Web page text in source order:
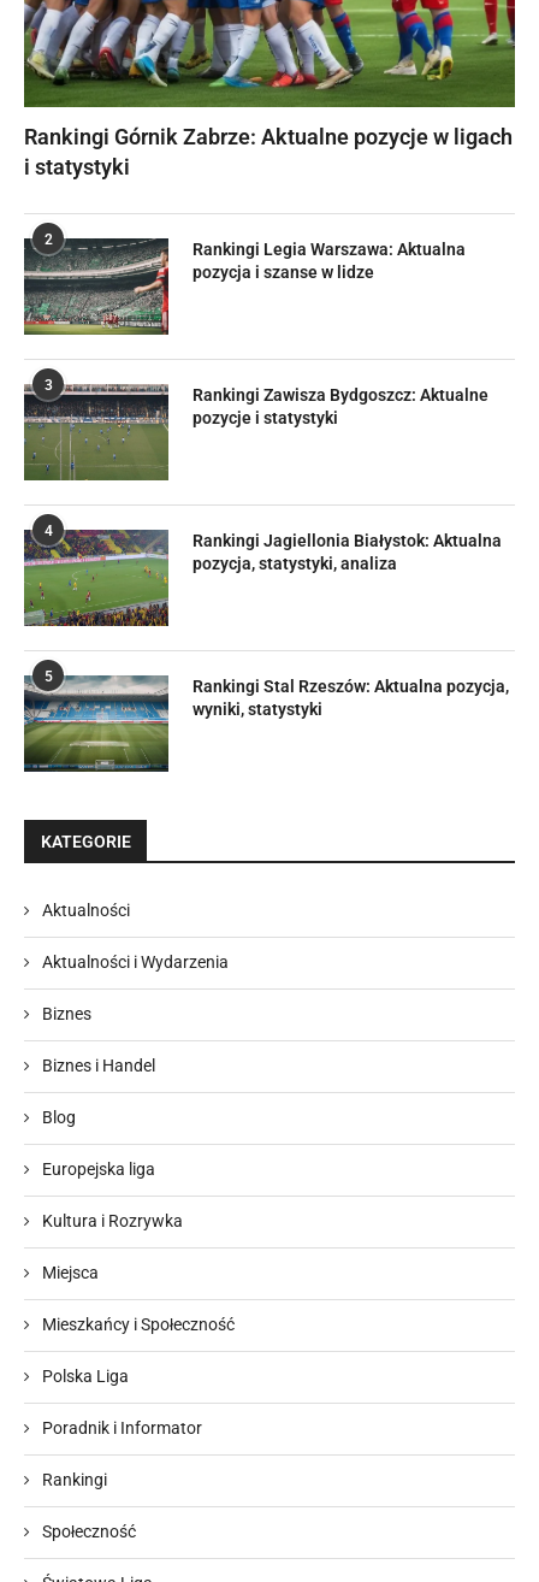
Rankingi Górnik Zabrze: Aktualne pozycje w ligach
i statystyki
2
Rankingi Legia Warszawa: Aktualna
pozycja i szanse w lidze
3
Rankingi Zawisza Bydgoszcz: Aktualne
pozycje i statystyki
4
Rankingi Jagiellonia Białystok: Aktualna
pozycja, statystyki, analiza
5
Rankingi Stal Rzeszów: Aktualna pozycja,
wyniki, statystyki
KATEGORIE
Aktualności
Aktualności i Wydarzenia
Biznes
Biznes i Handel
Blog
Europejska liga
Kultura i Rozrywka
Miejsca
Mieszkańcy i Społeczność
Polska Liga
Poradnik i Informator
Rankingi
Społeczność